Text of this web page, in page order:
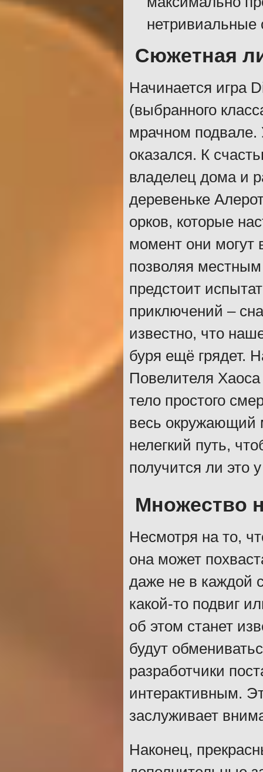
Сюжетная
Начинается игра
(выбранного
мрачном подвале.
оказался. К
владелец дома и
деревеньке
орков, которые
момент они могут
позволяя
предстоит
приключений –
известно, что
буря ещё грядет.
Повелителя
тело простого
весь окружающий
нелегкий путь,
получится ли это
Множество
Несмотря на то,
она может
даже не в каждой
какой-то подвиг
об этом станет
будут
разработчики
интерактивным.
заслуживает
Наконец,